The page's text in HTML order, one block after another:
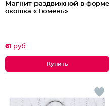
Магнит раздвижной в форме
окошка «Тюмень»
61 руб